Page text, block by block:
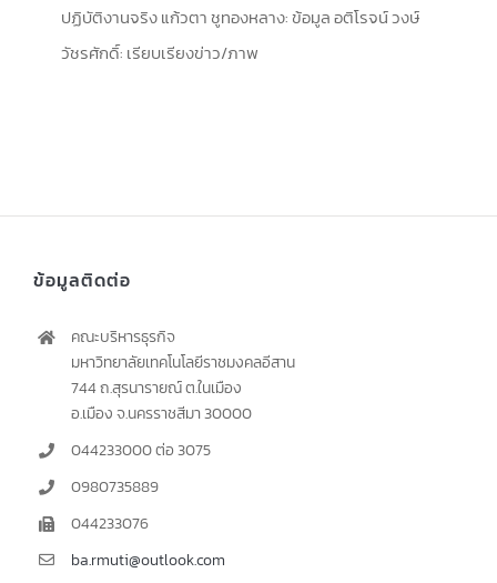
ปฏิบัติงานจริง แก้วตา ชูทองหลาง: ข้อมูล อติโรจน์ วงษ์
วัชรศักดิ์: เรียบเรียงข่าว/ภาพ
ข้อมูลติดต่อ
คณะบริหารธุรกิจ
มหาวิทยาลัยเทคโนโลยีราชมงคลอีสาน
744 ถ.สุรนารายณ์ ต.ในเมือง
อ.เมือง จ.นครราชสีมา 30000
044233000 ต่อ 3075
0980735889
044233076
ba.rmuti@outlook.com